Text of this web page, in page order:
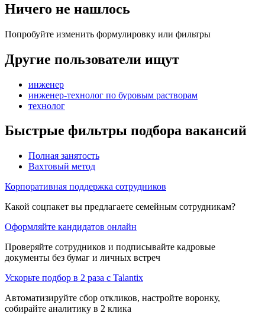
Ничего не нашлось
Попробуйте изменить формулировку или фильтры
Другие пользователи ищут
инженер
инженер-технолог по буровым растворам
технолог
Быстрые фильтры подбора вакансий
Полная занятость
Вахтовый метод
Корпоративная поддержка сотрудников
Какой соцпакет вы предлагаете семейным сотрудникам?
Оформляйте кандидатов онлайн
Проверяйте сотрудников и подписывайте кадровые
документы без бумаг и личных встреч
Ускорьте подбор в 2 раза с Talantix
Автоматизируйте сбор откликов, настройте воронку,
собирайте аналитику в 2 клика